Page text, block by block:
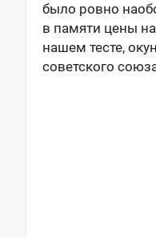
было ровно
в памяти цены
нашем тесте,
советского